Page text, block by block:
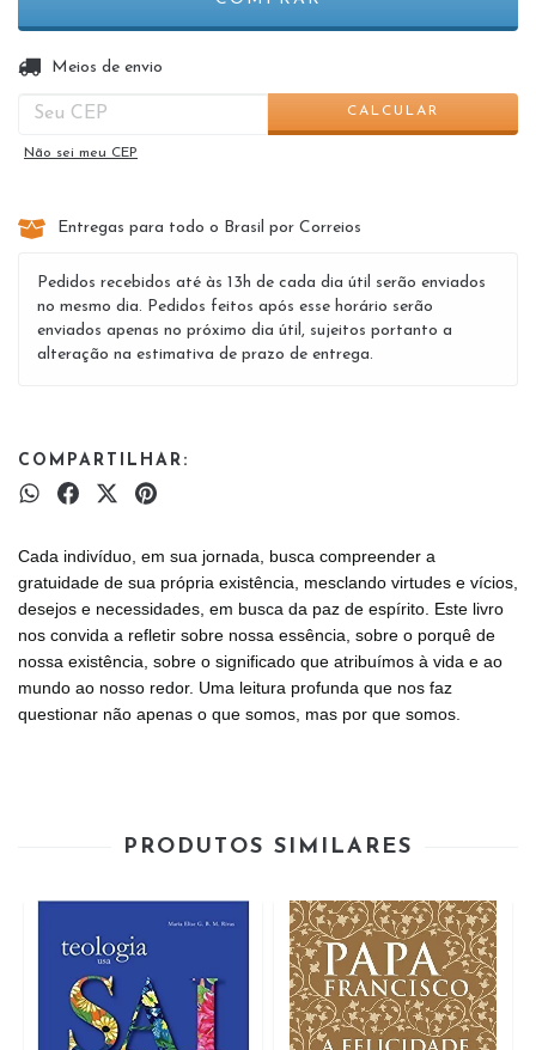
Entregas para o CEP:
Meios de envio
CALCULAR
Não sei meu CEP
Entregas para todo o Brasil por Correios
Pedidos recebidos até às 13h de cada dia útil serão enviados
no mesmo dia. Pedidos feitos após esse horário serão
enviados apenas no próximo dia útil, sujeitos portanto a
alteração na estimativa de prazo de entrega.
COMPARTILHAR:
Cada indivíduo, em sua jornada, busca compreender a
gratuidade de sua própria existência, mesclando virtudes e vícios,
desejos e necessidades, em busca da paz de espírito. Este livro
nos convida a refletir sobre nossa essência, sobre o porquê de
nossa existência, sobre o significado que atribuímos à vida e ao
mundo ao nosso redor. Uma leitura profunda que nos faz
questionar não apenas o que somos, mas por que somos.
PRODUTOS SIMILARES